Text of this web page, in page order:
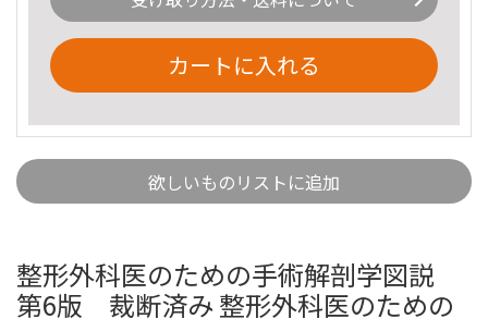
カートに入れる
欲しいものリストに追加
整形外科医のための手術解剖学図説
第6版 裁断済み 整形外科医のための